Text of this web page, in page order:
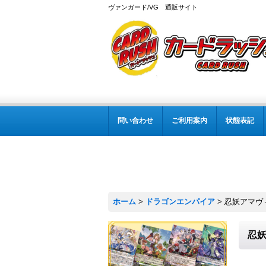
ヴァンガード/VG 通販サイト
問い合わせ ご利用案内 状態表記
ホーム > ドラゴンエンパイア > 忍妖アマヴ
忍